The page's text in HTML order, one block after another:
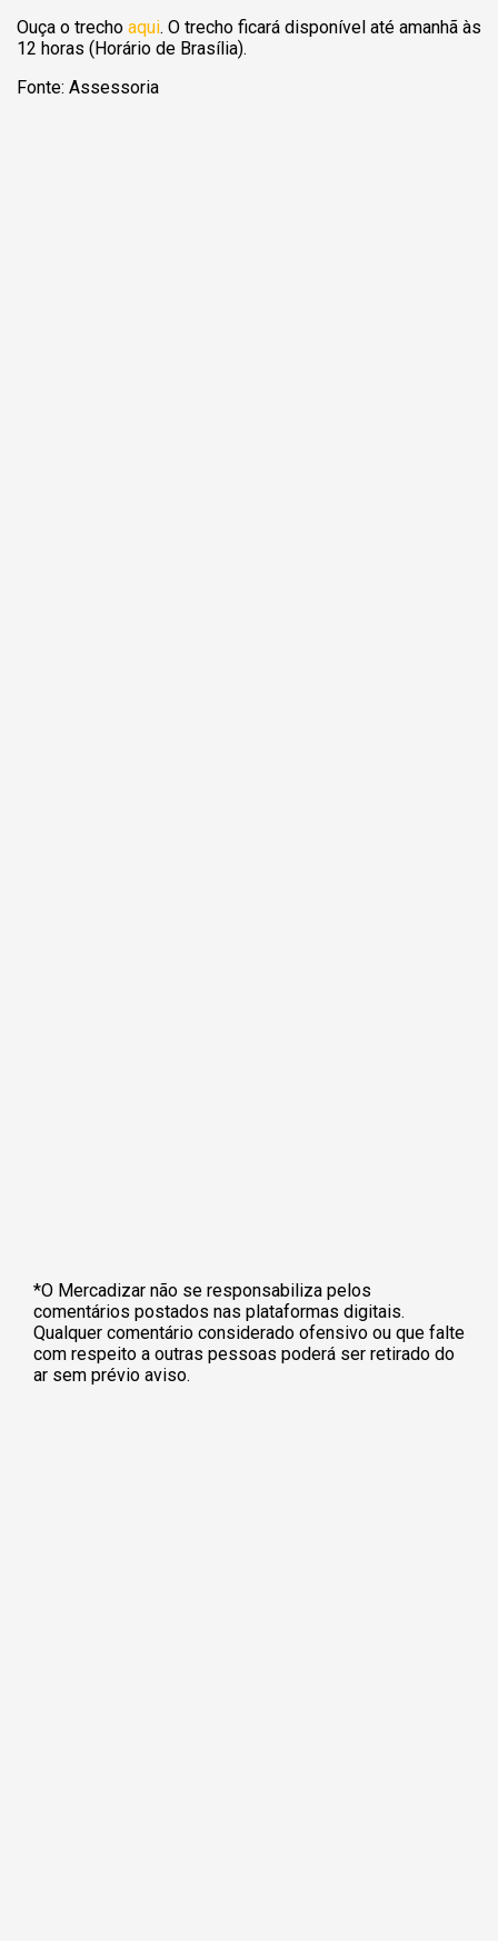
Ouça o trecho aqui. O trecho ficará disponível até amanhã às
12 horas (Horário de Brasília).
Fonte: Assessoria
*O Mercadizar não se responsabiliza pelos
comentários postados nas plataformas digitais.
Qualquer comentário considerado ofensivo ou que falte
com respeito a outras pessoas poderá ser retirado do
ar sem prévio aviso.